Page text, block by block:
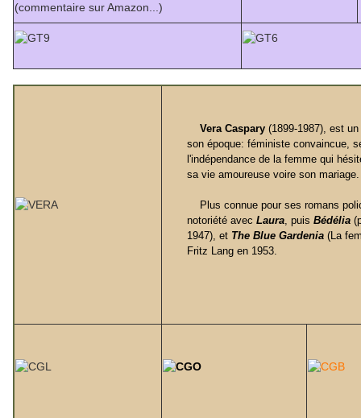
(commentaire sur Amazon...)
Vera Caspary (1899-1987), est
son époque: féministe convaincue,
l'indépendance de la femme qui
sa vie amoureuse voire son mariage.
Plus connue pour ses romans
notoriété avec Laura, puis Bédélia
1947), et The Blue Gardenia (La
Fritz Lang en 1953.